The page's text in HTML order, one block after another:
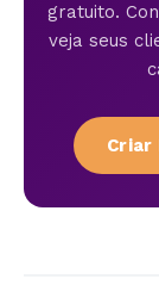
gratuito.
veja seus
Criar